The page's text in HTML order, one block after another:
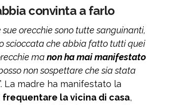
convinta a farlo
sue orecchie sono tutte sanguinanti,
scioccata che abbia fatto tutti quei
manon ha mai manifestato
non sospettare che sia stata
La madre ha manifestato la
la vicina di casa,